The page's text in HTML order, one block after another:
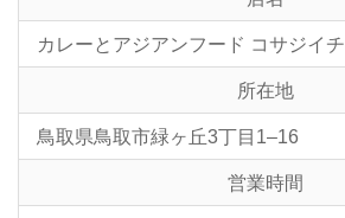
カレーとアジアンフード コサジイチ
所在地
鳥取県鳥取市緑ヶ丘3丁目1–16
営業時間